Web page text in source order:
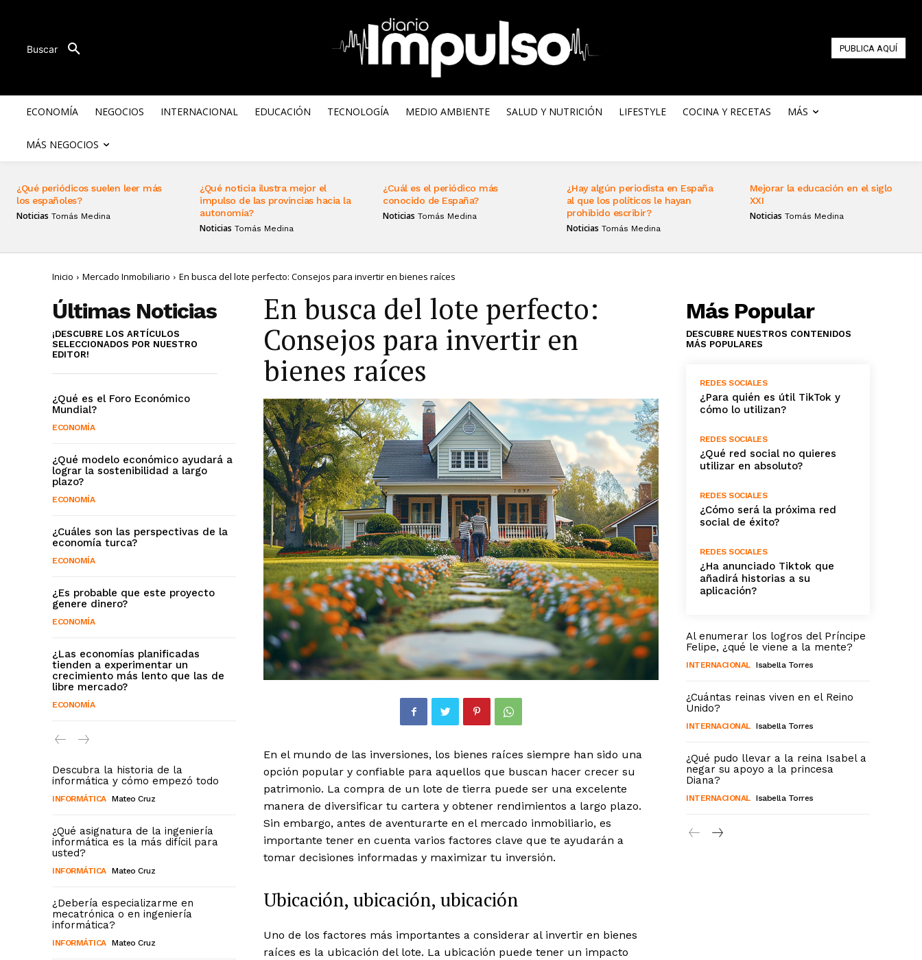
Buscar PUBLICA AQUÍ
ECONOMÍA NEGOCIOS INTERNACIONAL EDUCACIÓN TECNOLOGÍA MEDIO AMBIENTE SALUD Y NUTRICIÓN LIFESTYLE COCINA Y RECETAS MÁS
MÁS NEGOCIOS
¿Qué periódicos suelen leer más
los españoles?
Noticias Tomás Medina
¿Qué noticia ilustra mejor el
impulso de las provincias hacia la
autonomía?
Noticias Tomás Medina
¿Cuál es el periódico más
conocido de España?
Noticias Tomás Medina
¿Hay algún periodista en España
al que los políticos le hayan
prohibido escribir?
Noticias Tomás Medina
Mejorar la educación en el siglo
XXI
Noticias Tomás Medina
Inicio Mercado Inmobiliario En busca del lote perfecto: Consejos para invertir en bienes raíces
Últimas Noticias
¡DESCUBRE LOS ARTÍCULOS
SELECCIONADOS POR NUESTRO
EDITOR!
¿Qué es el Foro Económico
Mundial?
ECONOMÍA
¿Qué modelo económico ayudará a
lograr la sostenibilidad a largo
plazo?
ECONOMÍA
¿Cuáles son las perspectivas de la
economía turca?
ECONOMÍA
¿Es probable que este proyecto
genere dinero?
ECONOMÍA
¿Las economías planificadas
tienden a experimentar un
crecimiento más lento que las de
libre mercado?
ECONOMÍA
Descubra la historia de la
informática y cómo empezó todo
INFORMÁTICA Mateo Cruz
¿Qué asignatura de la ingeniería
informática es la más difícil para
usted?
INFORMÁTICA Mateo Cruz
¿Debería especializarme en
mecatrónica o en ingeniería
informática?
INFORMÁTICA Mateo Cruz
En busca del lote perfecto:
Consejos para invertir en
bienes raíces
En el mundo de las inversiones, los bienes raíces siempre han sido una
opción popular y confiable para aquellos que buscan hacer crecer su
patrimonio. La compra de un lote de tierra puede ser una excelente
manera de diversificar tu cartera y obtener rendimientos a largo plazo.
Sin embargo, antes de aventurarte en el mercado inmobiliario, es
importante tener en cuenta varios factores clave que te ayudarán a
tomar decisiones informadas y maximizar tu inversión.
Ubicación, ubicación, ubicación
Uno de los factores más importantes a considerar al invertir en bienes
raíces es la ubicación del lote. La ubicación puede tener un impacto
Más Popular
DESCUBRE NUESTROS CONTENIDOS
MÁS POPULARES
REDES SOCIALES
¿Para quién es útil TikTok y
cómo lo utilizan?
REDES SOCIALES
¿Qué red social no quieres
utilizar en absoluto?
REDES SOCIALES
¿Cómo será la próxima red
social de éxito?
REDES SOCIALES
¿Ha anunciado Tiktok que
añadirá historias a su
aplicación?
Al enumerar los logros del Príncipe
Felipe, ¿qué le viene a la mente?
INTERNACIONAL Isabella Torres
¿Cuántas reinas viven en el Reino
Unido?
INTERNACIONAL Isabella Torres
¿Qué pudo llevar a la reina Isabel a
negar su apoyo a la princesa
Diana?
INTERNACIONAL Isabella Torres